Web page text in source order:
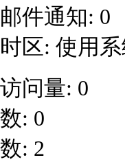
件通知: 0
区: 使用
问量: 0
: 0
: 2